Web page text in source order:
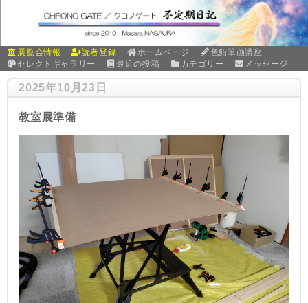
展覧会情報 読者登録 ホームページ
色鉛筆画講座
セレクトギャラリー
最近の投稿 カテゴリー メッセージ
2025年10月23日
教室展準備